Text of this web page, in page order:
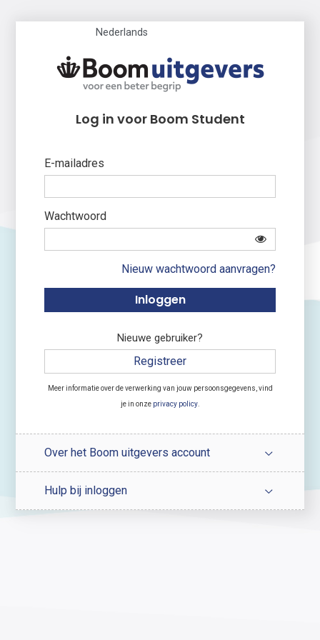
Nederlands
Log in voor Boom Student
E-mailadres
Wachtwoord
Nieuw wachtwoord aanvragen?
Nieuwe gebruiker?
Registreer
Meer informatie over de verwerking van jouw persoonsgegevens, vind
je in onze privacy policy.
Over het Boom uitgevers account
Hulp bij inloggen